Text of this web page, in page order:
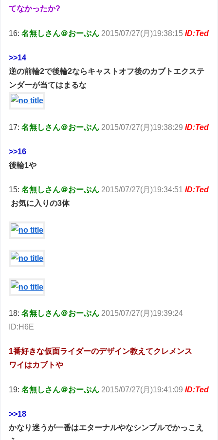
てなかったか?
16:名無しさん＠おーぷん 2015/07/27(月)19:38:15ID:Ted
>>14
逆の前輪2で後輪2ならキャストオフ後のカブトエクステ
ンダーが当てはまるな
17:名無しさん＠おーぷん 2015/07/27(月)19:38:29ID:Ted
>>16
後輪1や
15:名無しさん＠おーぷん 2015/07/27(月)19:34:51ID:Ted
お気に入りの3体
18:名無しさん＠おーぷん 2015/07/27(月)19:39:24
ID:H6E
1番好きな仮面ライダーのデザイン教えてクレメンス
ワイはカブトや
19:名無しさん＠おーぷん 2015/07/27(月)19:41:09ID:Ted
>>18
かなり迷うが一番はエターナルやなシンプルでかっこえ